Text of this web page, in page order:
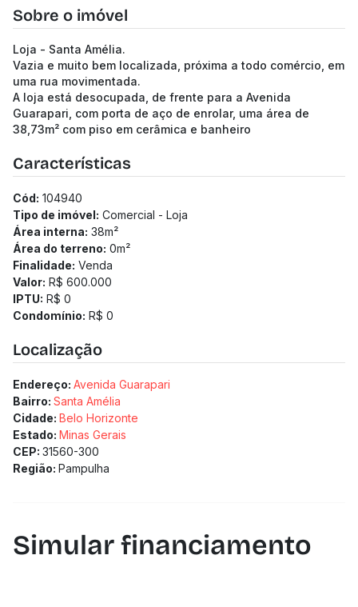
Sobre o imóvel
Loja - Santa Amélia.
Vazia e muito bem localizada, próxima a todo comércio, em
uma rua movimentada.
A loja está desocupada, de frente para a Avenida
Guarapari, com porta de aço de enrolar, uma área de
38,73m² com piso em cerâmica e banheiro
Características
Cód: 104940
Tipo de imóvel: Comercial - Loja
Área interna: 38m²
Área do terreno: 0m²
Finalidade: Venda
Valor: R$ 600.000
IPTU: R$ 0
Condomínio: R$ 0
Localização
Endereço: Avenida Guarapari
Bairro: Santa Amélia
Cidade: Belo Horizonte
Estado: Minas Gerais
CEP: 31560-300
Região: Pampulha
Simular financiamento